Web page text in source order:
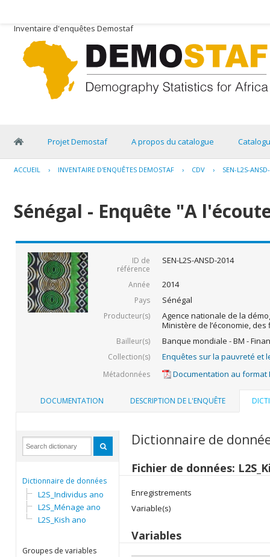
Inventaire d'enquêtes Demostaf
Projet Demostaf A propos du catalogue
ACCUEIL › INVENTAIRE D'ENQUÊTES DEMOSTAF › CDV › SEN-L2S-
Sénégal - Enquête "A
ID de
référence
SEN-L2S-ANSD-2014
Année 2014
Pays Sénégal
Producteur(s)
Agence nationale de la
Ministère de l’économie,
Bailleur(s) Banque mondiale - BM -
Collection(s) Enquêtes sur la pauvreté et
Métadonnées Documentation au format
DOCUMENTATION DESCRIPTION DE L'ENQUÊTE
Dictionnaire de données
L2S_Individus ano
L2S_Ménage ano
L2S_Kish ano
Groupes de variables
Dictionnaire de
Fichier de données:
Enregistrements
Variable(s)
Variables